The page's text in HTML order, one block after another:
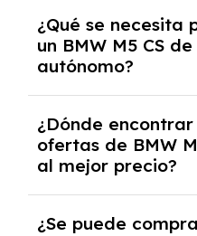
documentación
casos, un informe de
y un pago inicial.
¿Qué se
un BMW M5 CS
autónomo?
autónomos,
algunos casos, un
inicial.
¿Dónde
ofertas de BMW
al mejor precio?
mejores ofertas de
¿Se puede